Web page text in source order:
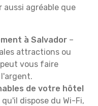
aussi agréable que
à Salvador –
attractions ou
vous faire
de votre hôtel
dispose du Wi-Fi,